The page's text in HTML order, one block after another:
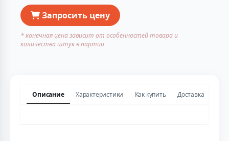
Запросить цену
* конечная цена зависит от особенностей товара и
количества штук в партии
Описание Характеристики Как купить Доставка